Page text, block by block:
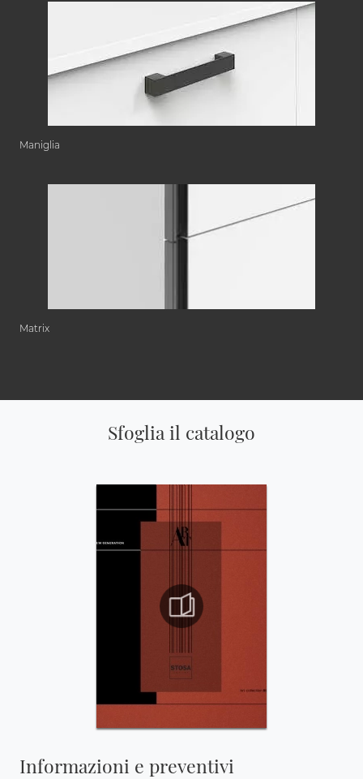
Maniglia
Matrix
Sfoglia il catalogo
Informazioni e preventivi